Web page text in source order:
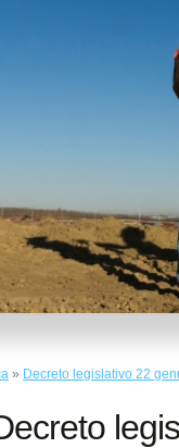
» Decreto legislativo 22